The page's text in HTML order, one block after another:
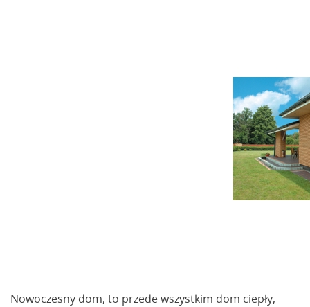
Nowoczesny dom, to przede wszystkim dom ciepły,